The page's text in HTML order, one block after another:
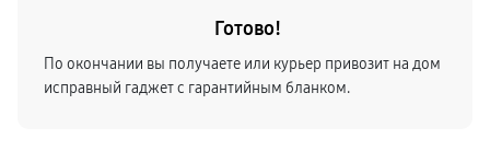
Готово!
По окончании вы получаете или курьер привозит на дом
исправный гаджет с гарантийным бланком.